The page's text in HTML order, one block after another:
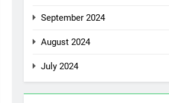
September 2024
August 2024
July 2024